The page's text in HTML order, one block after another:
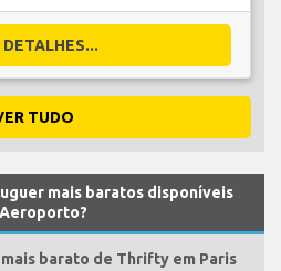
DETALHES...
TUDO
mais baratos disponíveis
barato de Thrifty em Paris